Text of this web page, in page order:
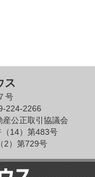
ス
号
224-2266
公正取引協議会
14）第483号
2）第729号